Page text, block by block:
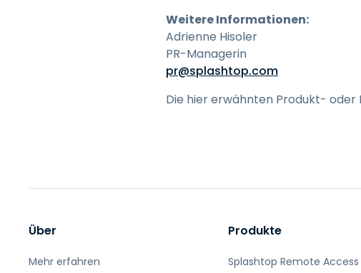
Weitere Informationen:
Adrienne Hisoler
PR-Managerin
pr@splashtop.com
Die hier erwähnten Produkt- oder
Über
Mehr erfahren
Produkte
Splashtop Remote Access